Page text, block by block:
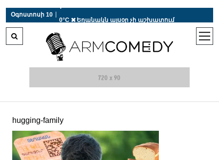
Օգոստոսի 10
 r-auto /  r-auto /  r-au
0°C  Եղանակն այսօր չի աշխատում
open
hugging-family